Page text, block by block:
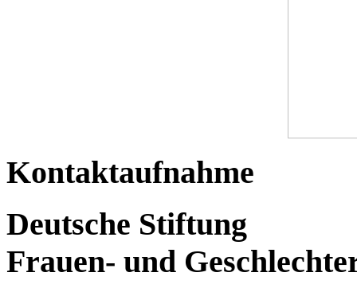
Kontaktaufnahme
Deutsche Stiftung
Frauen- und